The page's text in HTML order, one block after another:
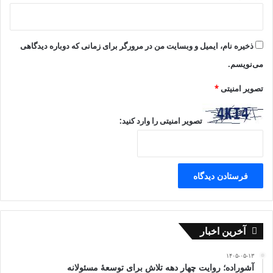
ذخیره نام، ایمیل و وبسایت من در مرورگر برای زمانی که دوباره دیدگاهی
می‌نویسم.
تصویر امنیتی*
تصویر امنیتی را وارد کنید:
آخرین اخبار
۱۴۰۵-۰۵-۱۳
آشوراده؛ روایت چهار دهه تلاش برای توسعهٔ مسئولانه